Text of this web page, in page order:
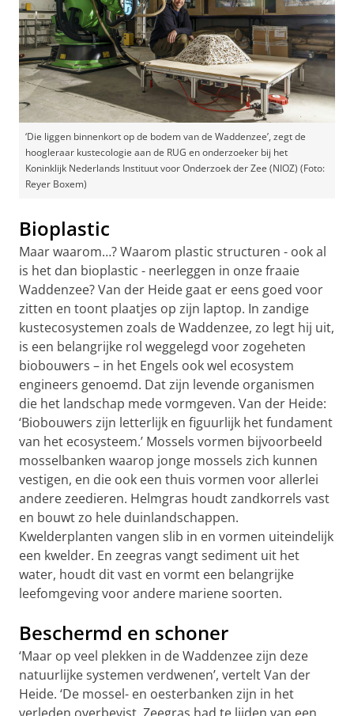
‘Die liggen binnenkort op de bodem van de Waddenzee’, zegt de
hoogleraar kustecologie aan de RUG en onderzoeker bij het
Koninklijk Nederlands Instituut voor Onderzoek der Zee (NIOZ) (Foto:
Reyer Boxem)
Bioplastic
Maar waarom…? Waarom plastic structuren - ook al
is het dan bioplastic - neerleggen in onze fraaie
Waddenzee? Van der Heide gaat er eens goed voor
zitten en toont plaatjes op zijn laptop. In zandige
kustecosystemen zoals de Waddenzee, zo legt hij uit,
is een belangrijke rol weggelegd voor zogeheten
biobouwers – in het Engels ook wel ecosystem
engineers genoemd. Dat zijn levende organismen
die het landschap mede vormgeven. Van der Heide:
‘Biobouwers zijn letterlijk en figuurlijk het fundament
van het ecosysteem.’ Mossels vormen bijvoorbeeld
mosselbanken waarop jonge mossels zich kunnen
vestigen, en die ook een thuis vormen voor allerlei
andere zeedieren. Helmgras houdt zandkorrels vast
en bouwt zo hele duinlandschappen.
Kwelderplanten vangen slib in en vormen uiteindelijk
een kwelder. En zeegras vangt sediment uit het
water, houdt dit vast en vormt een belangrijke
leefomgeving voor andere mariene soorten.
Beschermd en schoner
‘Maar op veel plekken in de Waddenzee zijn deze
natuurlijke systemen verdwenen’, vertelt Van der
Heide. ‘De mossel- en oesterbanken zijn in het